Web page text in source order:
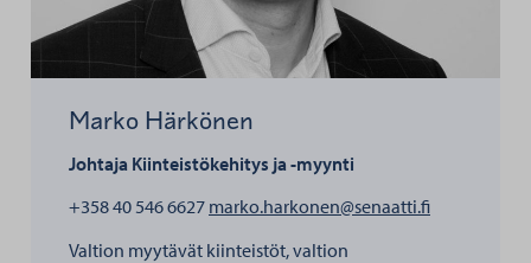
Marko Härkönen
Johtaja Kiinteistökehitys ja -myynti
+358 40 546 6627 marko.harkonen@senaatti.fihenkilölle
Valtion myytävät kiinteistöt, valtion